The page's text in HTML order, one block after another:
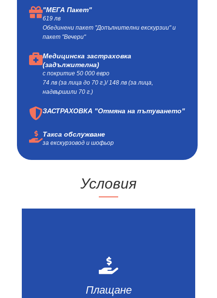
"МЕГА Пакет"
619 лв
Обединени пакет "Допълнителни екскурзии" и
пакет "Вечери"
Медицинска застраховка
(задължителна)
с покритие 50 000 евро
74 лв (за лица до 70 г.)/ 148 лв (за лица,
надвършили 70 г.)
ЗАСТРАХОВКА "Отмяна на пътуването"
Такса обслужване
за екскурзовод и шофьор
Условия
Плащане
800 лв при резервиране
Пълно плащане до 45 дни преди